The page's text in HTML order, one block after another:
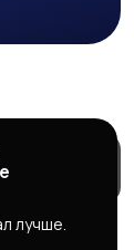
лучше.